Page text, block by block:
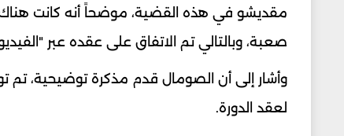
مقديشو في هذه القضية، موضحاً أنه كانت هناك
صعبة، وبالتالي تم الاتفاق على عقده عبر
لعقد الدورة.